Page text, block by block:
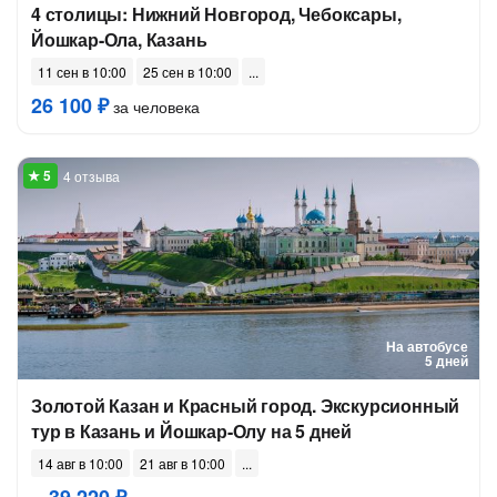
4 столицы: Нижний Новгород, Чебоксары,
Йошкар-Ола, Казань
11 сен в 10:00 25 сен в 10:00
26 100 ₽за человека
На автобусе
5 дней
4 отзыва
Золотой Казан и Красный город. Экскурсионный
тур в Казань и Йошкар-Олу на 5 дней
14 авг в 10:00
21 авг в 10:00